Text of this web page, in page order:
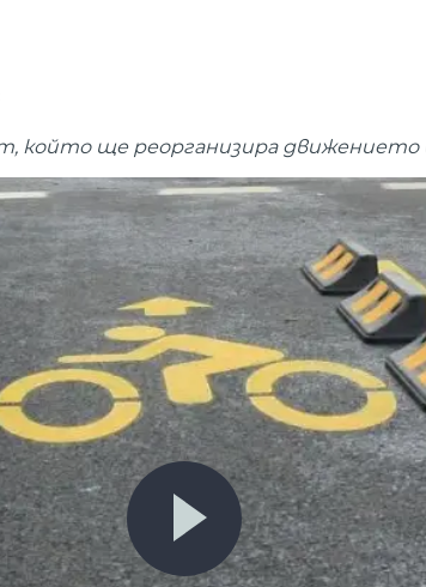
който ще реорганизира движението